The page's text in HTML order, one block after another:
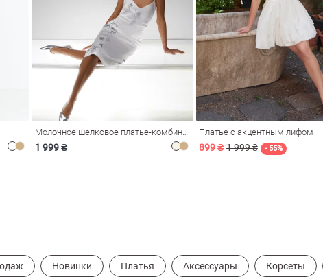
Молочное шелковое платье-комбинация Душа
1 999 ₴
Платье с акцентным лифом
899 ₴ 1 999 ₴ - 55%
Новинки Платья Аксессуары Корсеты